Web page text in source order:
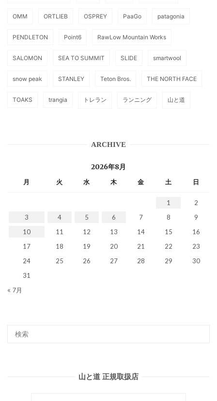
OMM ORTLIEB OSPREY PaaGo patagonia
PENDLETON Point6 RawLow Mountain Works
SALOMON SEA TO SUMMIT SLIDE smartwool
snow peak STANLEY Teton Bros. THE NORTH FACE
TOAKS trangia トレラン ランニング 山と道
ARCHIVE
2026年8月
月 火 水 木 金 土 日
1
2
3
4 5 6 7 8
9
10
11 12 13 14 15
16
17
18 19 20 21 22
23
24
25 26 27 28 29
30
31
« 7月
山と道 正規取扱店